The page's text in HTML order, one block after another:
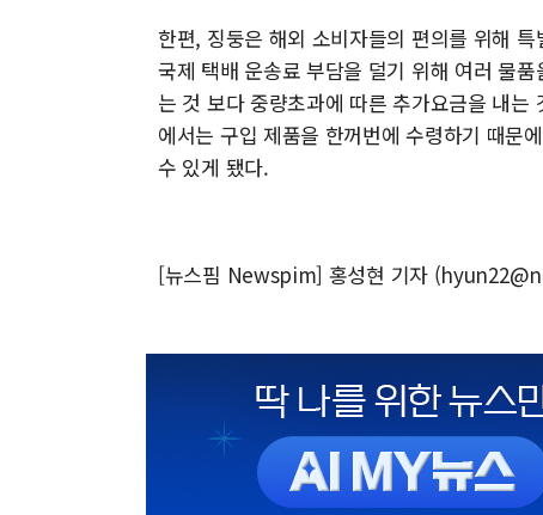
한편, 징둥은 해외 소비자들의 편의를 위해
국제 택배 운송료 부담을 덜기 위해 여러 물
는 것 보다 중량초과에 따른 추가요금을 내
에서는 구입 제품을 한꺼번에 수령하기 때문
수 있게 됐다.
[뉴스핌 Newspim] 홍성현 기자